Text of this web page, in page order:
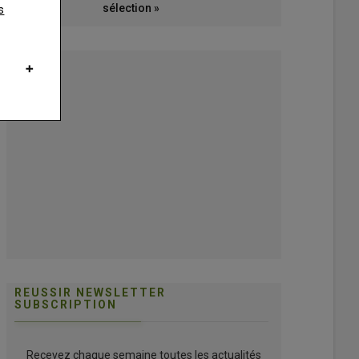
sélection »
REUSSIR NEWSLETTER
SUBSCRIPTION
Recevez chaque semaine toutes les actualités